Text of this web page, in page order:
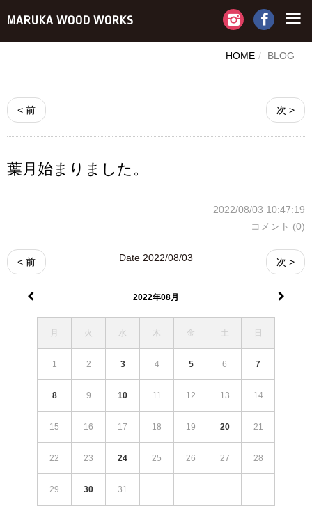
MARUKA WOOD WORKS
HOME BLOG
< 前 次 >
葉月始まりました。
2022/08/03 10:47:19
コメント (0)
< 前 次 >
Date 2022/08/03
2022年08月
月 火 水 木 金 土 日
1 2 3 4 5 6 7
8 9 10 11 12 13 14
15 16 17 18 19 20 21
22 23 24 25 26 27 28
29 30 31